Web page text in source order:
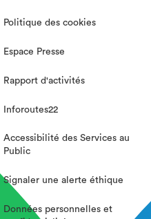
Politique des cookies
Espace Presse
Rapport d'activités
Inforoutes22
Accessibilité des Services au
Public
Signaler une alerte éthique
Données personnelles et